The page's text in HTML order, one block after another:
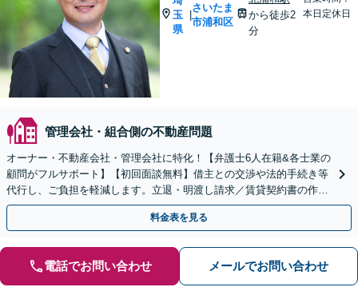
玉
県
さいたま
市浦和区
から徒歩2
分
本日定休日
管理会社・組合側の不動産問題
オーナー・不動産会社・管理会社に特化！【弁護士6人在籍&各士業の
顧問がフルサポート】【初回面談無料】借主との交渉や法的手続き等
代行し、ご負担を軽減します。立退・明渡し請求／賃貸契約書の作
成・チェックなどお気軽にご相談ください【北浦和駅2分】
料金表を見る
電話でお問い合わせ メールでお問い合わせ